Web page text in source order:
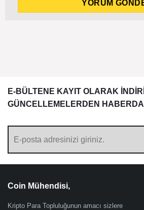
E-BÜLTENE KAYIT OLARAK
GÜNCELLEMELERDEN
Coin Mühendisi,
Kripto Para Topluluğunun amacı sizlere